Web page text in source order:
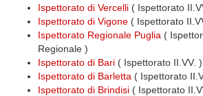
Ispettorato di Vercelli ( Ispettorato
Ispettorato di Vigone ( Ispettorato
Ispettorato Regionale Puglia (
Regionale )
Ispettorato di Bari ( Ispettorato II.VV. )
Ispettorato di Barletta ( Ispettorato
Ispettorato di Brindisi ( Ispettorato